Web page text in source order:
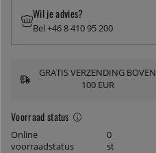
Voorraad status
Online
voorraadstatus
0
st
Wil je advies?
Bel +46 8 410 95 200
GRATIS VERZENDING BOVEN
100 EUR